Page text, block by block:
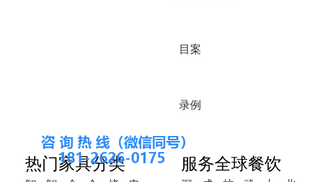
目
录
案
例
热门家具分类 服务全球餐饮